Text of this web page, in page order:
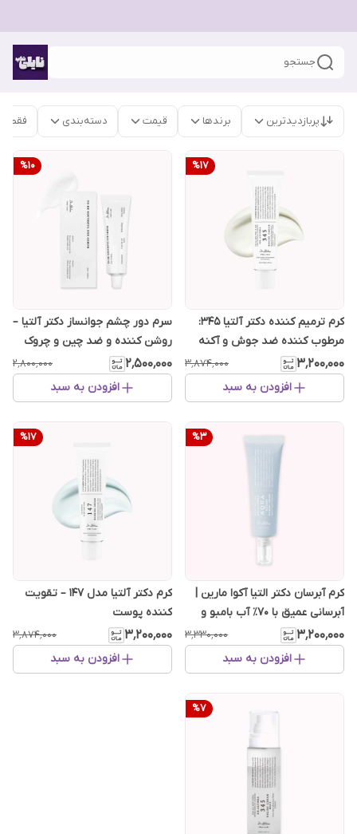
جستجو
پربازدیدترین برندها قیمت دسته‌بندی فقط
%17
کرم ترمیم کننده دکتر آلتیا ۳۴۵:
مرطوب کننده ضد جوش و آکنه
۳٬۲۰۰٬۰۰۰ ۳٬۸۷۴٬۰۰۰
افزودن به سبد
%10
سرم دور چشم جوانساز دکتر آلتیا –
روشن کننده و ضد چین و چروک
۲٬۵۰۰٬۰۰۰ ۲٬۸۰۰٬۰۰۰
افزودن به سبد
%3
کرم آبرسان دکتر التیا آکوا مارین |
آبرسانی عمیق با ۷۰٪ آب بامبو و
هیالورونیک اسید
۳٬۲۰۰٬۰۰۰ ۳٬۳۳۰٬۰۰۰
افزودن به سبد
%17
کرم دکتر آلتیا مدل ۱۴۷ – تقویت
کننده پوست
۳٬۲۰۰٬۰۰۰ ۳٬۸۷۴٬۰۰۰
افزودن به سبد
%7